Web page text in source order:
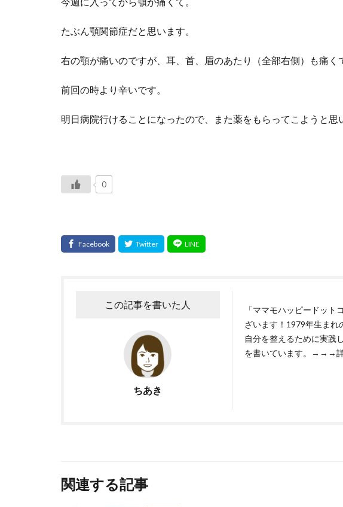
たぶん顎関節症だと思います。
右の顎が痛いのですが、耳、首、眉のあたり（全部右側）も痛く
前回の時より辛いです。
明日病院行けることになったので、また薬をもらってこようと思
0
この記事を書いた人
ちあき
「ママモハッピードッ
ざいます！1979年生まれ
自分を整えるために実践
を書いています。
→→→詳
関連する記事